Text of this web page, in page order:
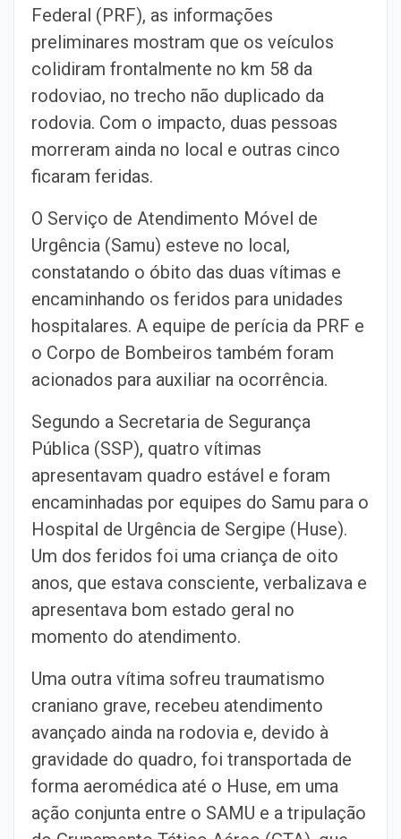
Federal (PRF), as informações
preliminares mostram que os veículos
colidiram frontalmente no km 58 da
rodoviao, no trecho não duplicado da
rodovia. Com o impacto, duas pessoas
morreram ainda no local e outras cinco
ficaram feridas.
O Serviço de Atendimento Móvel de
Urgência (Samu) esteve no local,
constatando o óbito das duas vítimas e
encaminhando os feridos para unidades
hospitalares. A equipe de perícia da PRF e
o Corpo de Bombeiros também foram
acionados para auxiliar na ocorrência.
Segundo a Secretaria de Segurança
Pública (SSP), quatro vítimas
apresentavam quadro estável e foram
encaminhadas por equipes do Samu para o
Hospital de Urgência de Sergipe (Huse).
Um dos feridos foi uma criança de oito
anos, que estava consciente, verbalizava e
apresentava bom estado geral no
momento do atendimento.
Uma outra vítima sofreu traumatismo
craniano grave, recebeu atendimento
avançado ainda na rodovia e, devido à
gravidade do quadro, foi transportada de
forma aeromédica até o Huse, em uma
ação conjunta entre o SAMU e a tripulação